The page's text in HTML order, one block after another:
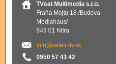
TVsat Multimedia s.r.o.
Fraňa Mojtu 18 /Budova
Mediahaus/
949 01 Nitra
info@satelit-tv.sk
0950 57 43 42